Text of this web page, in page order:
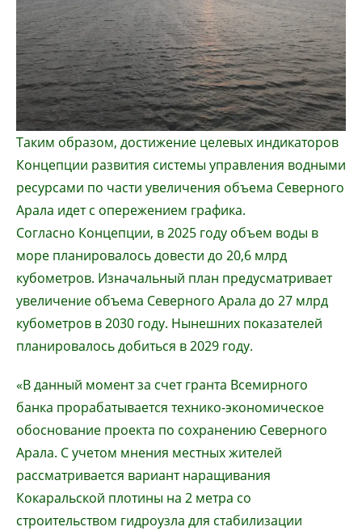
Таким образом, достижение целевых индикаторов
Концепции развития системы управления водными
ресурсами по части увеличения объема Северного
Арала идет с опережением графика.
Согласно Концепции, в 2025 году объем воды в
море планировалось довести до 20,6 млрд
кубометров. Изначальный план предусматривает
увеличение объема Северного Арала до 27 млрд
кубометров в 2030 году. Нынешних показателей
планировалось добиться в 2029 году.
«В данный момент за счет гранта Всемирного
банка прорабатывается технико-экономическое
обоснование проекта по сохранению Северного
Арала. С учетом мнения местных жителей
рассматривается вариант наращивания
Кокаральской плотины на 2 метра со
строительством гидроузла для стабилизации